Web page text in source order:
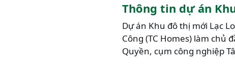
Thông tin dự án
Dự án Khu đô thị mới Lạc
Công (TC Homes) làm chủ
Quyền, cụm công nghiệp